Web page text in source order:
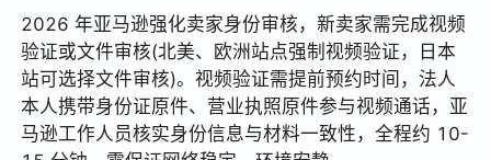
2026 年亚马逊强化卖家身份审核，新卖家需完成视频
验证或文件审核(北美、欧洲站点强制视频验证，日本
站可选择文件审核)。视频验证需提前预约时间，法人
本人携带身份证原件、营业执照原件参与视频通话，亚
马逊工作人员核实身份信息与材料一致性，全程约 10-